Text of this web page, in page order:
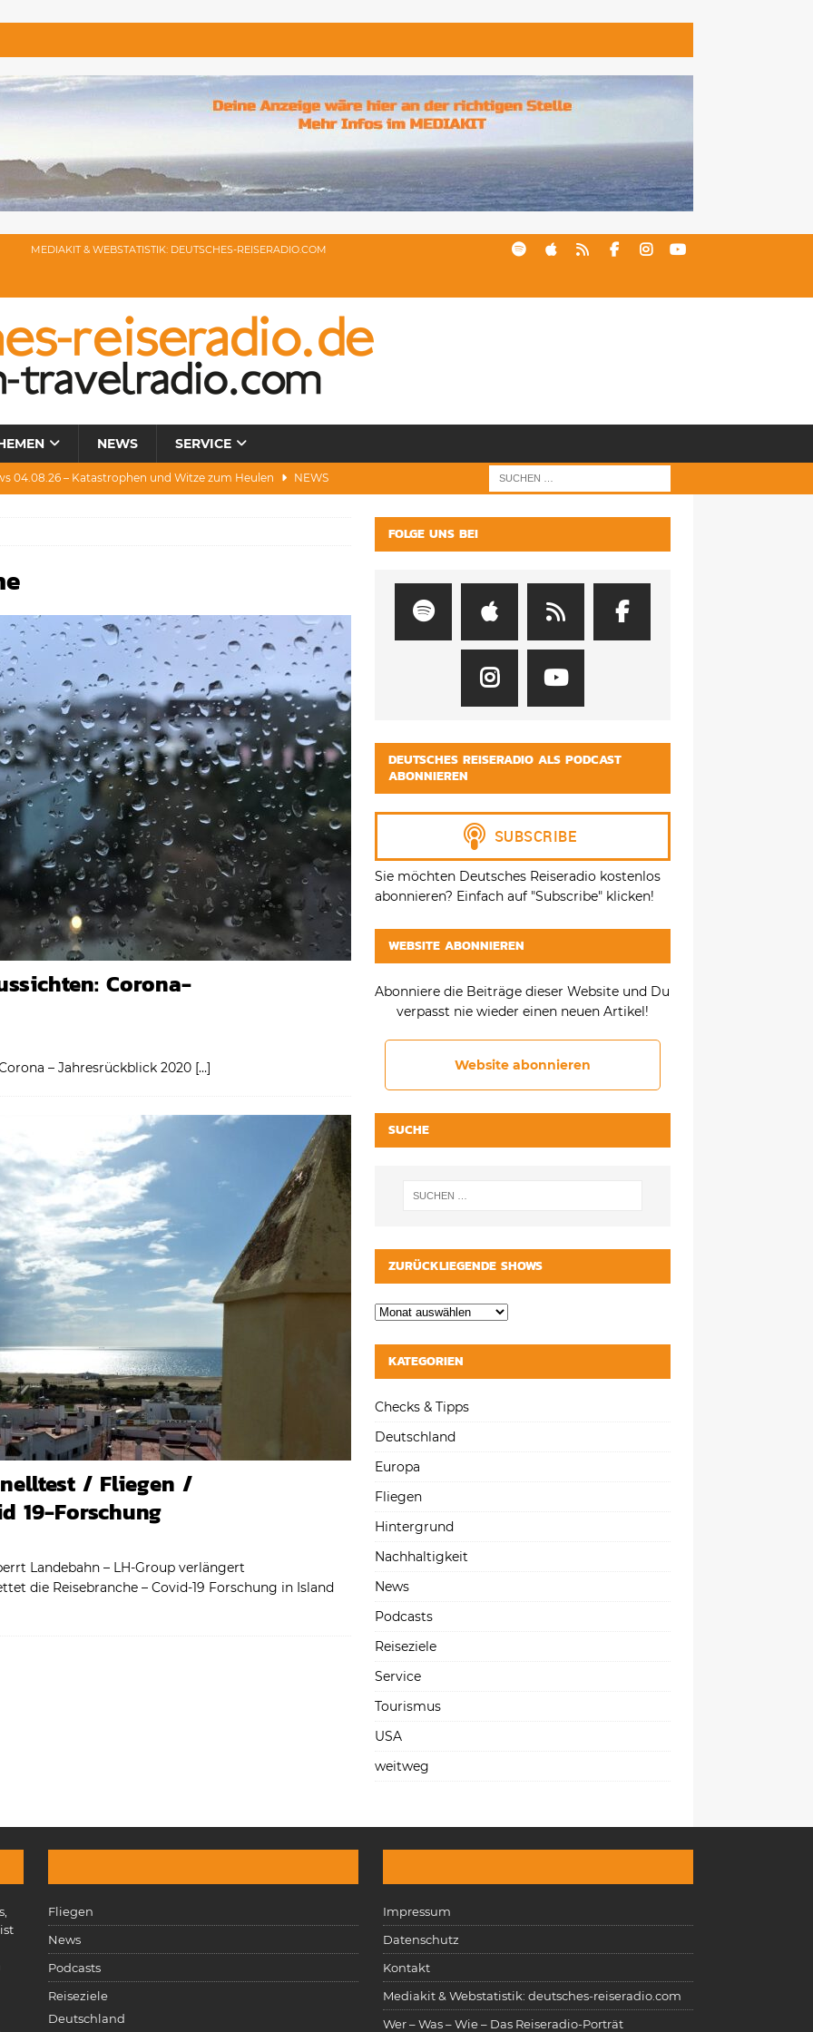
MEDIAKIT & WEBSTATISTIK: DEUTSCHES-REISERADIO.COM
NEWS SERVICE
04.08.26 – Katastrophen und Witze zum Heulen NEWS
– Umwelt, Politik, Protest & Warnung
– Condor, Scooter, Brände, Baustellen
Corona-
– Jahresrückblick 2020 […]
/ Fliegen /
19-Forschung
Landebahn – LH-Group verlängert
die Reisebranche – Covid-19 Forschung in Island
FOLGE UNS BEI
DEUTSCHES REISERADIO ALS PODCAST
ABONNIEREN
Sie möchten Deutsches Reiseradio kostenlos
abonnieren? Einfach auf "Subscribe" klicken!
WEBSITE ABONNIEREN
Abonniere die Beiträge dieser Website und Du
verpasst nie wieder einen neuen Artikel!
Website abonnieren
SUCHE
ZURÜCKLIEGENDE SHOWS
KATEGORIEN
Checks & Tipps
Deutschland
Europa
Fliegen
Hintergrund
Nachhaltigkeit
News
Podcasts
Reiseziele
Service
Tourismus
USA
weitweg
Fliegen
News
Podcasts
Reiseziele
Deutschland
Impressum
Datenschutz
Kontakt
Mediakit & Webstatistik: deutsches-reiseradio.com
Wer – Was – Wie – Das Reiseradio-Porträt